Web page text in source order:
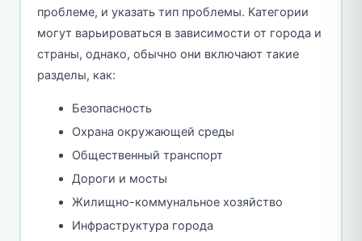
проблеме, и указать тип проблемы. Категории
могут варьироваться в зависимости от города и
страны, однако, обычно они включают такие
разделы, как:
Безопасность
Охрана окружающей среды
Общественный транспорт
Дороги и мосты
Жилищно-коммунальное хозяйство
Инфраструктура города